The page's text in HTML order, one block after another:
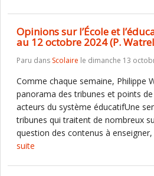
Opinions sur l’École et
au 12 octobre 2024 (P.
Paru dans Scolaire le dimanche 13
Comme chaque semaine, Philippe
panorama des tribunes et points
acteurs du système éducatifUne
tribunes qui traitent de nombreux
question des contenus à
suite